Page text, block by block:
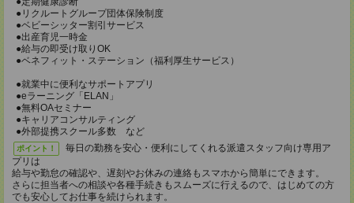
●リクルートグループ団体保険制度
●ベビーシッター割引サービス
●出産育児一時金
●給与の即受け取りOK
●ベネフィット・ステーション（福利厚生サービス）
●就業中に便利なサポートアプリ
●eラーニング「ELAN」
●無料OAセミナー
●キャリアコンサルティング
●外部提携スクール多数 など
ポイント！
毎日の勤務を安心・便利にしてくれる派遣スタッフ向け専用ア
プリは
給与や勤怠の確認や、遅刻やお休みの連絡もスマホから簡単にできます。
さらに担当者への相談や各種手続きもスムーズに行えるので、はじめての方
でも安心してお仕事を続けられます。